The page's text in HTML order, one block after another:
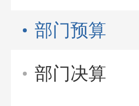
部门预算
部门决算